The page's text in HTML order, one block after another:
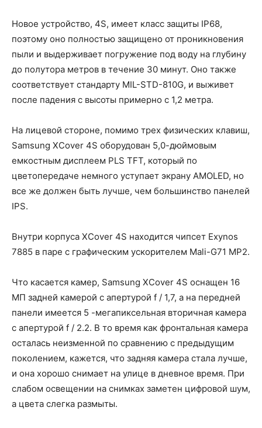
Новое устройство, 4S, имеет класс защиты IP68,
поэтому оно полностью защищено от проникновения
пыли и выдерживает погружение под воду на глубину
до полутора метров в течение 30 минут. Оно также
соответствует стандарту MIL-STD-810G, и выживет
после падения с высоты примерно с 1,2 метра.
На лицевой стороне, помимо трех физических клавиш,
Samsung XCover 4S оборудован 5,0-дюймовым
емкостным дисплеем PLS TFT, который по
цветопередаче немного уступает экрану AMOLED, но
все же должен быть лучше, чем большинство панелей
IPS.
Внутри корпуса XCover 4S находится чипсет Exynos
7885 в паре с графическим ускорителем Mali-G71 MP2.
Что касается камер, Samsung XCover 4S оснащен 16
МП задней камерой с апертурой f / 1,7, а на передней
панели имеется 5 -мегапиксельная вторичная камера
с апертурой f / 2.2. В то время как фронтальная камера
осталась неизменной по сравнению с предыдущим
поколением, кажется, что задняя камера стала лучше,
и она хорошо снимает на улице в дневное время. При
слабом освещении на снимках заметен цифровой шум,
а цвета слегка размыты.